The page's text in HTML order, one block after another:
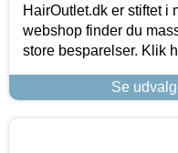
HairOutlet.dk er stiftet i
webshop finder du
store besparelser. Klik
Se